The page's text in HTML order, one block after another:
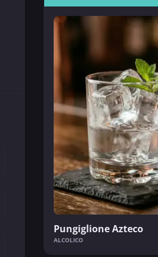
Pungiglione Azteco
ALCOLICO